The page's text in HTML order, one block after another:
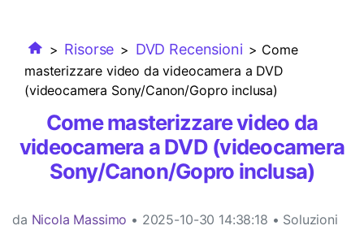
Panoramica
Video
Centro Creativo
Panoramica
Template di grafici
Libreria di mappa concettuale
Esplora
Panoramica
Convertitore PDF online
Strumenti AI
Trasferimento dati mobile.
FamiSafe
Controllo parentale e monitoraggio.
Tutti i prodotti
Panoramica
Mac Utenti
Informazioni di più
> Risorse > DVD Recensioni > Come
masterizzare video da videocamera a DVD
(videocamera Sony/Canon/Gopro inclusa)
Come masterizzare video da
videocamera a DVD (videocamera
Sony/Canon/Gopro inclusa)
da Nicola Massimo • 2025-10-30 14:38:18 • Soluzioni